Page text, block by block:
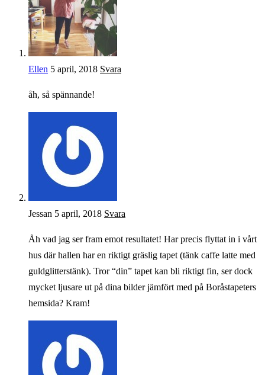
Ellen 5 april, 2018 Svara
åh, så spännande!
Jessan 5 april, 2018 Svara
Åh vad jag ser fram emot resultatet! Har precis flyttat in i vårt
hus där hallen har en riktigt gräslig tapet (tänk caffe latte med
guldglitterstänk). Tror “din” tapet kan bli riktigt fin, ser dock
mycket ljusare ut på dina bilder jämfört med på Boråstapeters
hemsida? Kram!